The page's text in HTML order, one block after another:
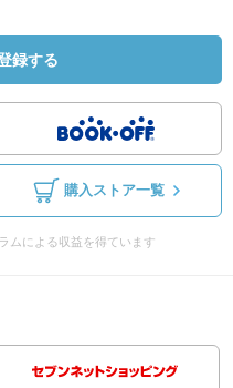
録する
購入ストア一覧
ムによる収益を得ています